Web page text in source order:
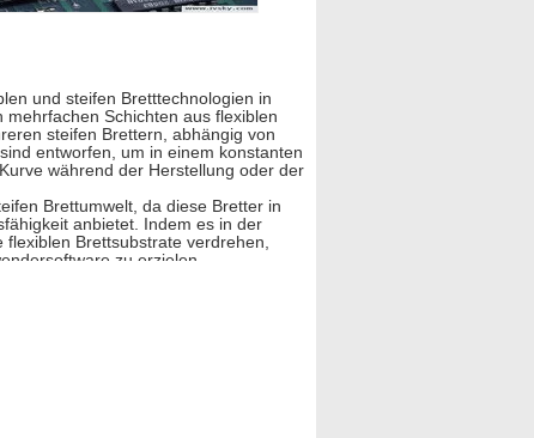
und steifen Bretttechnologien in
Schichten aus flexiblen
steifen Brettern, abhängig von
entworfen, um in einem konstanten
während der Herstellung oder der
Brettumwelt, da diese Bretter in
anbietet. Indem es in der
Brettsubstrate verdrehen,
zu erzielen.
Metallkernbasis frei